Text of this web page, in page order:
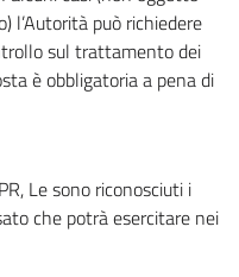
l’Autorità può richiedere
sul trattamento dei
è obbligatoria a pena di
Le sono riconosciuti i
che potrà esercitare nei